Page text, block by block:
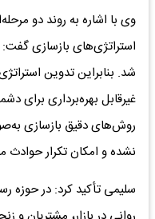
وی با اشاره به روند دو
استراتژی‌های بازسازی
شد. بنابراین تدوین
غیرقابل بهره‌برداری برای
روش‌های دقیق بازسازی
نشده و امکان تکرار حوادث
سلیمی تأکید کرد: در حوزه